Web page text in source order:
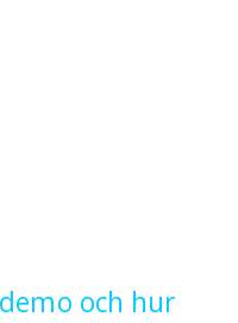
och hur